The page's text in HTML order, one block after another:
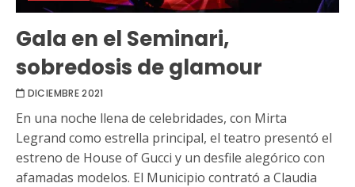
Gala en el Seminari,
sobredosis de glamour
DICIEMBRE 2021
En una noche llena de celebridades, con Mirta
Legrand como estrella principal, el teatro presentó el
estreno de House of Gucci y un desfile alegórico con
afamadas modelos. El Municipio contrató a Claudia